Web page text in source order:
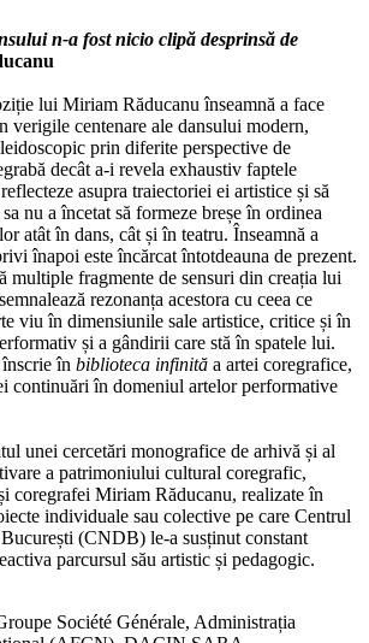
n-a fost nicio clipă desprinsă de
lui Miriam Răducanu înseamnă a face
verigile centenare ale dansului modern,
prin diferite perspective de
decât a-i revela exhaustiv faptele
asupra traiectoriei ei artistice și să
nu a încetat să formeze breșe în ordinea
atât în dans, cât și în teatru. Înseamnă a
înapoi este încărcat întotdeauna de prezent.
multiple fragmente de sensuri din creația lui
rezonanța acestora cu ceea ce
viu în dimensiunile sale artistice, critice și în
și a gândirii care stă în spatele lui.
în biblioteca infinită a artei coregrafice,
continuări în domeniul artelor performative
unei cercetări monografice de arhivă și al
a patrimoniului cultural coregrafic,
coregrafei Miriam Răducanu, realizate în
individuale sau colective pe care Centrul
(CNDB) le-a susținut constant
parcursul său artistic și pedagogic.
Société Générale, Administrația